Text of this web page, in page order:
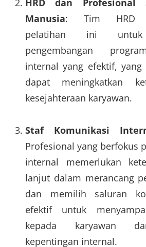
HRD dan Profesional
Manusia: Tim HRD
pelatihan ini untuk
pengembangan
internal yang efektif, yang
dapat meningkatkan
kesejahteraan karyawan.
Staf Komunikasi
Profesional yang berfokus
internal memerlukan
lanjut dalam merancang
dan memilih saluran
efektif untuk
kepada karyawan
kepentingan internal.